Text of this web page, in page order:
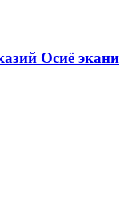
Осиё экани